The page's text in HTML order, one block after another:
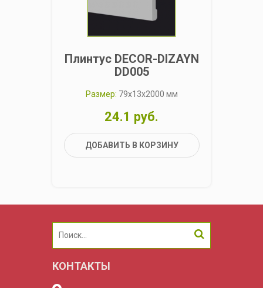
Плинтус DECOR-DIZAYN
DD005
Размер: 79x13x2000 мм
24.1 руб.
ДОБАВИТЬ В КОРЗИНУ
КОНТАКТЫ